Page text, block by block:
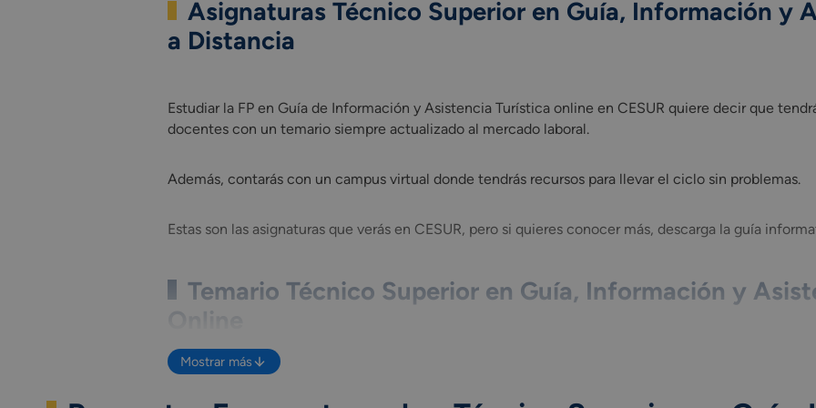
Asignaturas Técnico Superior en Guía, Información y
a Distancia
Estudiar la FP en Guía de Información y Asistencia Turística online en CESUR quiere decir que
docentes con un temario siempre actualizado al mercado laboral.
Además, contarás con un campus virtual donde tendrás recursos para llevar el ciclo sin problemas.
Estas son las asignaturas que verás en CESUR, pero si quieres conocer más, descarga la guía
Temario Técnico Superior en Guía, Información y
Las asignaturas de la FP Técnico Superior en Guía, Información y Asistencias Turísticas Online son
Mostrar más